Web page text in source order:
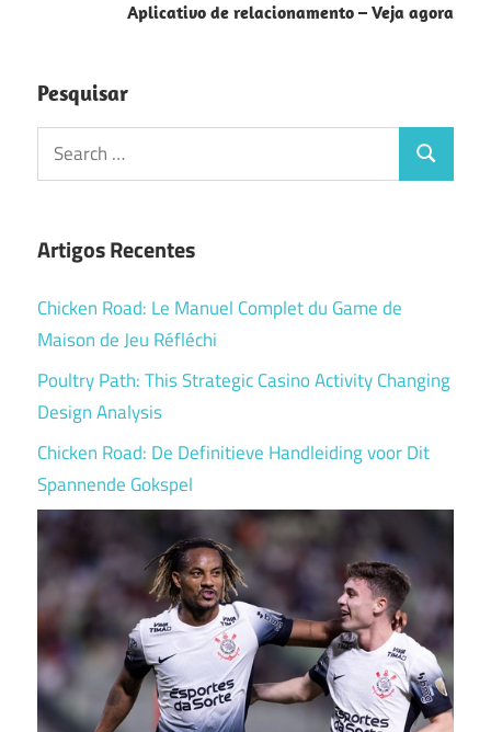
Aplicativo de relacionamento – Veja agora
Pesquisar
Search
for:
Search
Artigos Recentes
Chicken Road: Le Manuel Complet du Game de
Maison de Jeu Réfléchi
Poultry Path: This Strategic Casino Activity Changing
Design Analysis
Chicken Road: De Definitieve Handleiding voor Dit
Spannende Gokspel